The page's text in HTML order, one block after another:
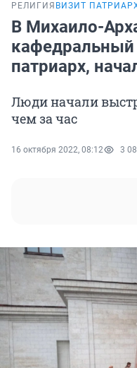
РЕЛИГИЯ ВИЗИТ
В Михаило-
кафедральный
патриарх,
Люди начали
чем за час
16 октября 2022, 08:12 3